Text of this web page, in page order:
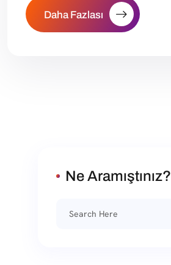
Daha Fazlası
Ne Aramıştınız?